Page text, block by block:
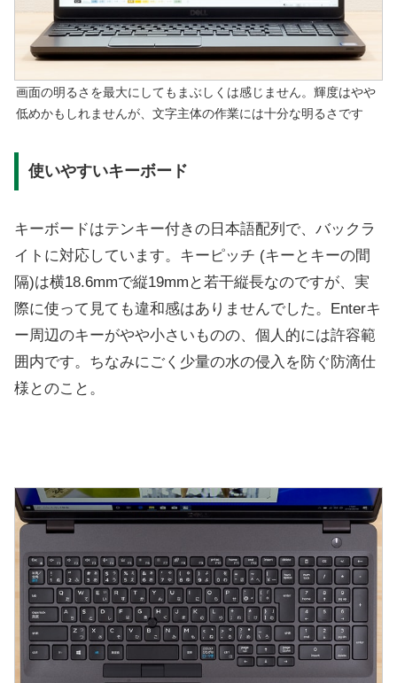
画面の明るさを最大にしてもまぶしくは感じません。輝度はやや
低めかもしれませんが、文字主体の作業には十分な明るさです
使いやすいキーボード
キーボードはテンキー付きの日本語配列で、バックラ
イトに対応しています。キーピッチ (キーとキーの間
隔)は横18.6mmで縦19mmと若干縦長なのですが、実
際に使って見ても違和感はありませんでした。Enterキ
ー周辺のキーがやや小さいものの、個人的には許容範
囲内です。ちなみにごく少量の水の侵入を防ぐ防滴仕
様とのこと。